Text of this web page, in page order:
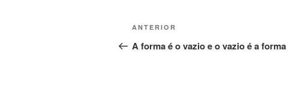
ANTERIOR
A forma é o vazio e o vazio é a forma